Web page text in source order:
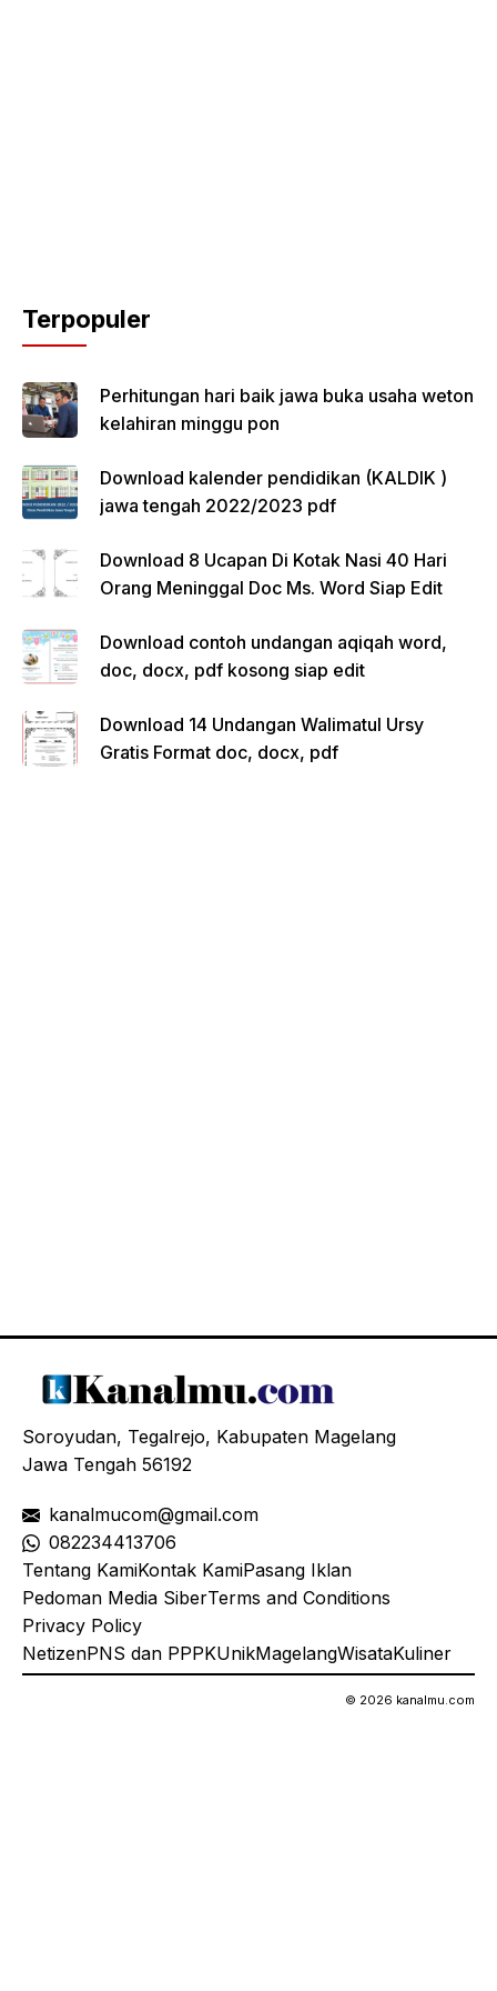
Terpopuler
Perhitungan hari baik jawa buka usaha weton
kelahiran minggu pon
Download kalender pendidikan (KALDIK )
jawa tengah 2022/2023 pdf
Download 8 Ucapan Di Kotak Nasi 40 Hari
Orang Meninggal Doc Ms. Word Siap Edit
Download contoh undangan aqiqah word,
doc, docx, pdf kosong siap edit
Download 14 Undangan Walimatul Ursy
Gratis Format doc, docx, pdf
Soroyudan, Tegalrejo, Kabupaten Magelang
Jawa Tengah 56192
kanalmucom@gmail.com
082234413706
Tentang KamiKontak KamiPasang Iklan
Pedoman Media SiberTerms and Conditions
Privacy Policy
NetizenPNS dan PPPKUnikMagelangWisataKuliner
© 2026 kanalmu.com